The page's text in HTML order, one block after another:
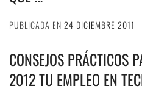
PUBLICADA EN 24 DICIEMBRE 2011
CONSEJOS PRÁCTICOS
2012 TU EMPLEO EN